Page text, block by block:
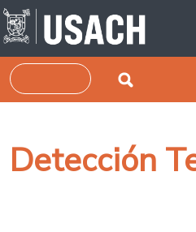
Skip to main content
Search
Detección